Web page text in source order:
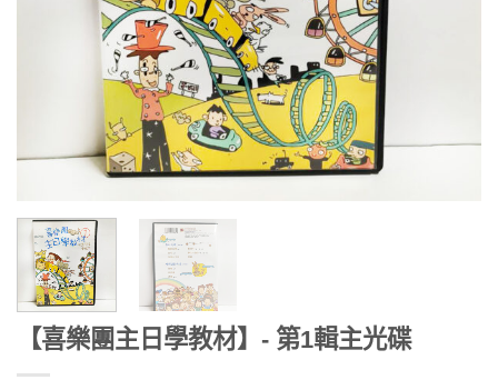
【喜樂團主日學教材】- 第1輯主光碟